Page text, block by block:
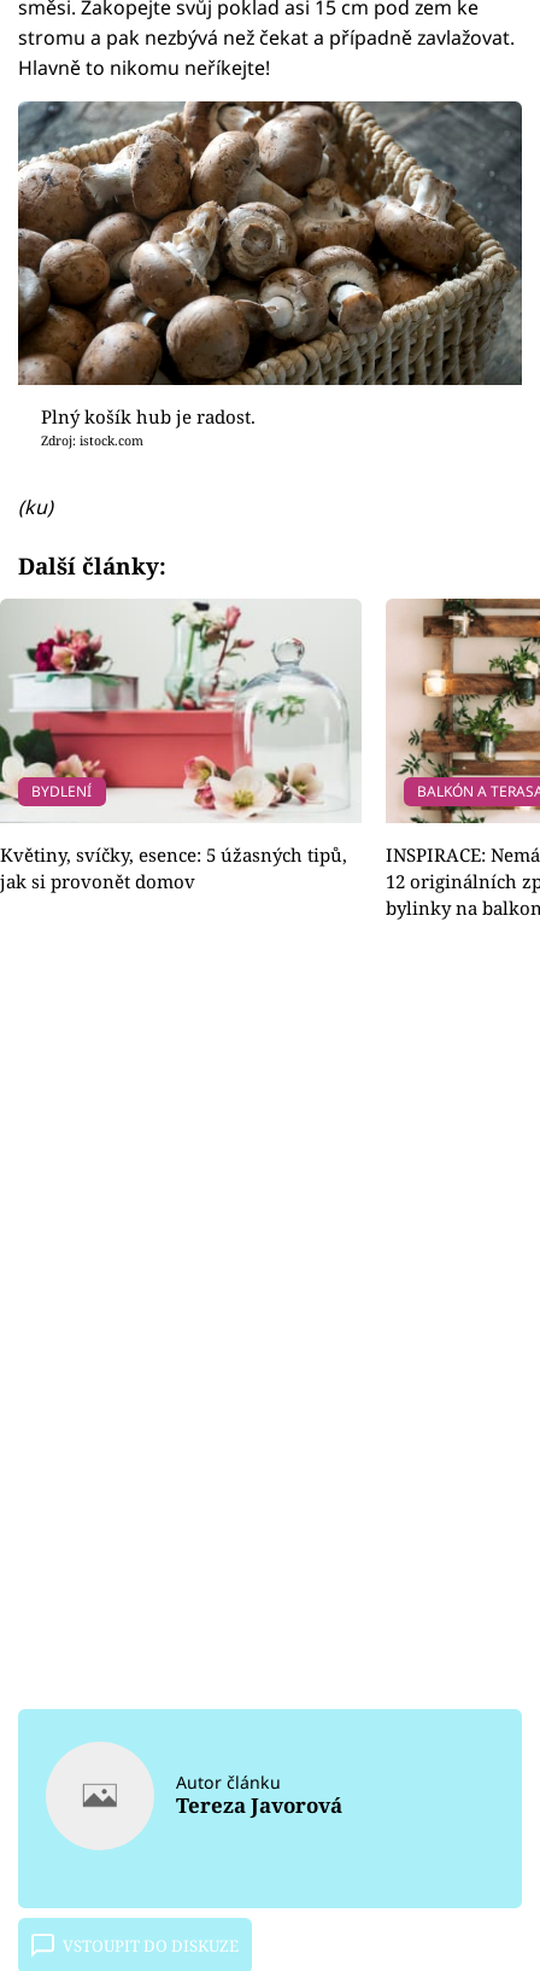
směsi. Zakopejte svůj poklad asi 15 cm pod zem ke
stromu a pak nezbývá než čekat a případně zavlažovat.
Hlavně to nikomu neříkejte!
Plný košík hub je radost.
Zdroj: istock.com
(ku)
Další články:
BYDLENÍ
Květiny, svíčky, esence: 5 úžasných tipů,
jak si provonět domov
BALKÓN A
INSPIRACE:
12 originálních
bylinky na
Autor článku
Tereza Javorová
VSTOUPIT DO DISKUZE